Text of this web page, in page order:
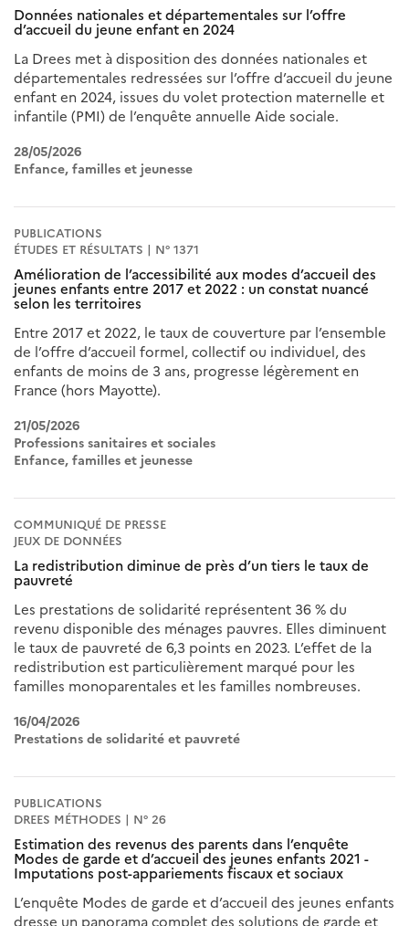
Données nationales et départementales sur l’offre
d’accueil du jeune enfant en 2024
La Drees met à disposition des données nationales et
départementales redressées sur l’offre d’accueil du jeune
enfant en 2024, issues du volet protection maternelle et
infantile (PMI) de l’enquête annuelle Aide sociale.
28/05/2026
Enfance, familles et jeunesse
PUBLICATIONS
ÉTUDES ET RÉSULTATS | N° 1371
Amélioration de l’accessibilité aux modes d’accueil des
jeunes enfants entre 2017 et 2022 : un constat nuancé
selon les territoires
Entre 2017 et 2022, le taux de couverture par l’ensemble
de l’offre d’accueil formel, collectif ou individuel, des
enfants de moins de 3 ans, progresse légèrement en
France (hors Mayotte).
21/05/2026
Professions sanitaires et sociales
Enfance, familles et jeunesse
COMMUNIQUÉ DE PRESSE
JEUX DE DONNÉES
La redistribution diminue de près d’un tiers le taux de
pauvreté
Les prestations de solidarité représentent 36 % du
revenu disponible des ménages pauvres. Elles diminuent
le taux de pauvreté de 6,3 points en 2023. L’effet de la
redistribution est particulièrement marqué pour les
familles monoparentales et les familles nombreuses.
16/04/2026
Prestations de solidarité et pauvreté
PUBLICATIONS
DREES MÉTHODES | N° 26
Estimation des revenus des parents dans l’enquête
Modes de garde et d’accueil des jeunes enfants 2021 -
Imputations post-appariements fiscaux et sociaux
L’enquête Modes de garde et d’accueil des jeunes enfants
dresse un panorama complet des solutions de garde et